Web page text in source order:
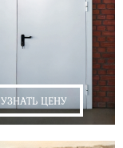
УЗНАТЬ ЦЕНУ